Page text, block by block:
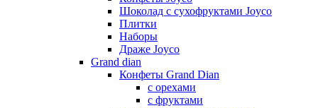
Шоколад с сухофруктами Joyco
Плитки
Наборы
Драже Joyco
Grand dian
Конфеты Grand Dian
с орехами
с фруктами